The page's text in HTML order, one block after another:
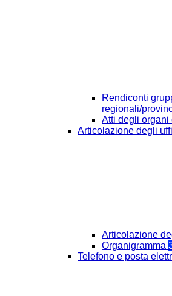
Rendiconti
regionali/
Atti degli organi
Articolazione degli
Articolazione
Organigramma
Telefono e posta